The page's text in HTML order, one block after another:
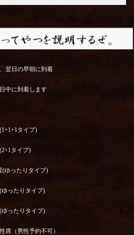
翌日の早朝に到着
中に到着します
タイプ)
タイプ)
(ゆったりタイプ)
ったりタイプ)
ったりタイプ)
席（男性予約不可）